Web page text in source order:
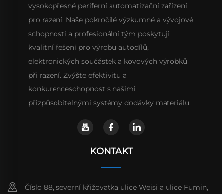
vysokopřesné periferní automatizační zařízení
pro razení. Naše pokročilé výzkumné a vývojové
schopnosti a profesionální tým poskytují
kvalitní řešení pro výrobu autodílů,
elektronických součástek a kovových výrobků
při razení. Zvýšte efektivitu a
konkurenceschopnost s našimi
přizpůsobitelnými systémy dodávky materiálu.
KONTAKT
Číslo 88, severní křižovatka ulice Weisi a ulice Fumin,